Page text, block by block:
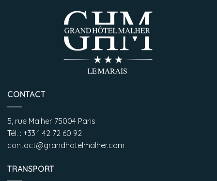
CONTACT
5, rue Malher 75004 Paris
Tél. : +33 1 42 72 60 92
contact@grandhotelmalher.com
TRANSPORT